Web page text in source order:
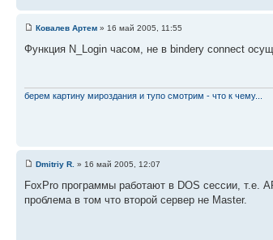
Ковалев Артем » 16 май 2005, 11:55
Функция N_Login часом, не в bindery connect
берем картину мироздания и тупо смотрим - что к чему...
Dmitriy R. » 16 май 2005, 12:07
FoxPro программы работают в DOS сессии, т.е.
проблема в том что второй сервер не Master.